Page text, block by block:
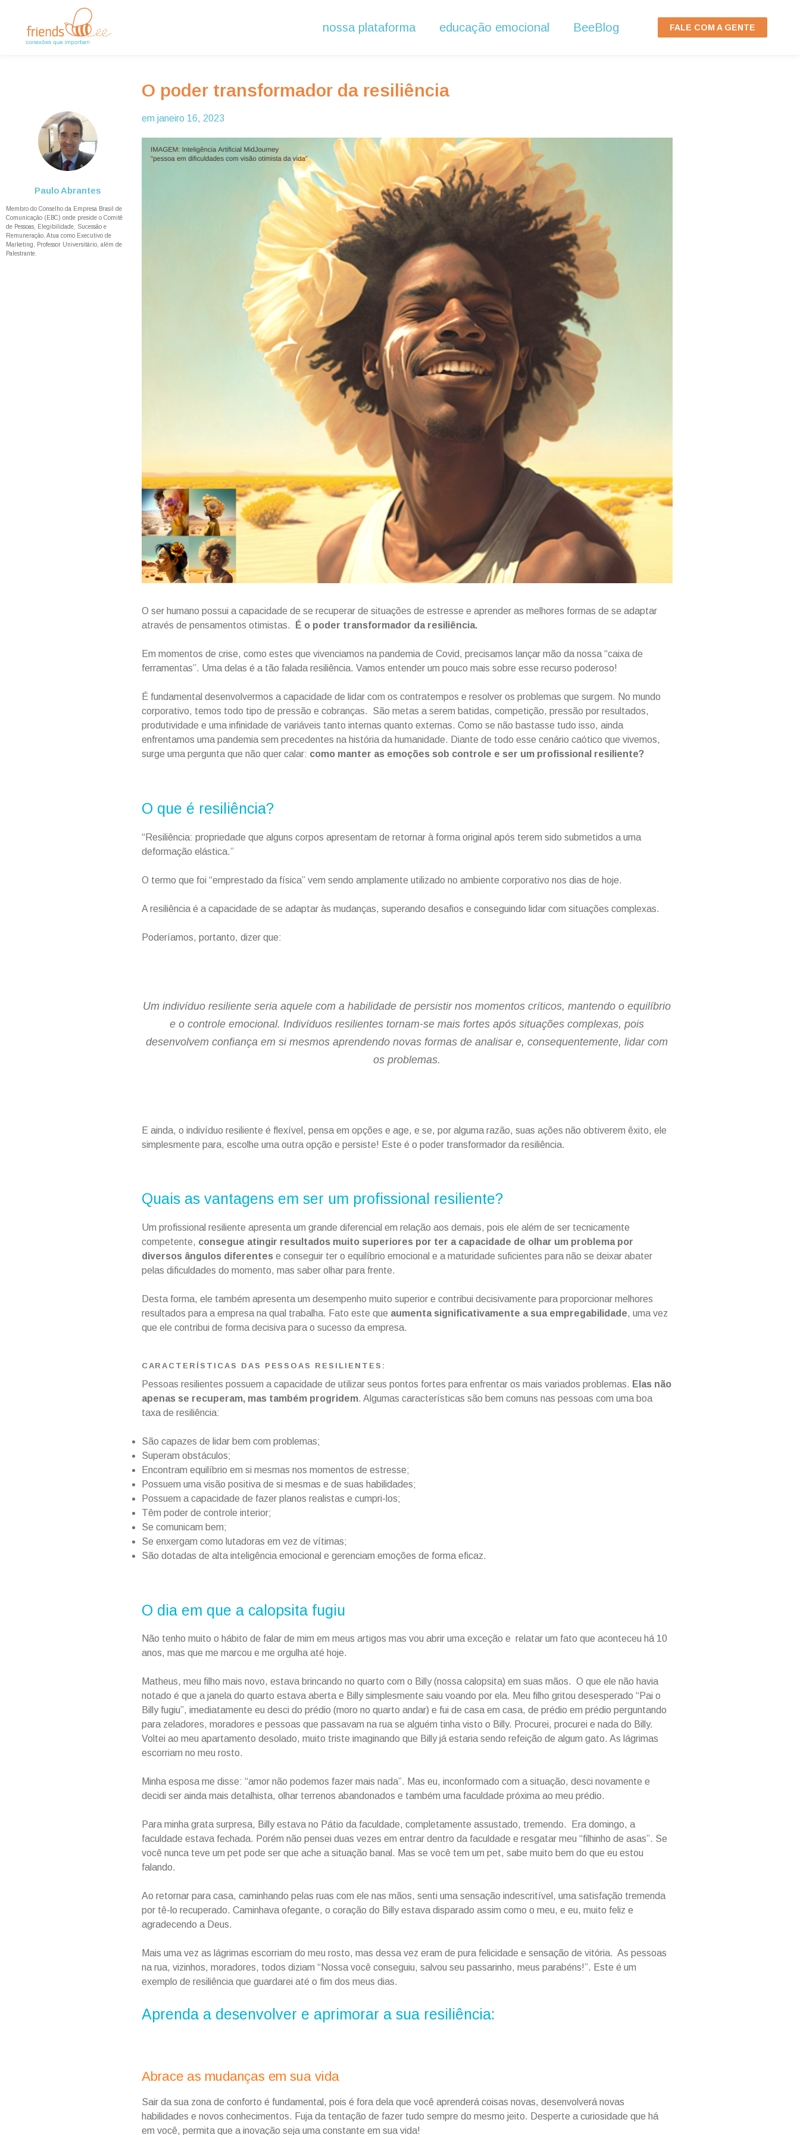
nossa plataforma educação emocional BeeBlog FALE COM A GENTE
O poder transformador da resiliência
Paulo Abrantes
Membro do Conselho da Empresa Brasil de
Comunicação (EBC) onde preside o Comitê
de Pessoas, Elegibilidade, Sucessão e
Remuneração. Atua como Executivo de
Marketing, Professor Universitário, além de
Palestrante.
em janeiro 16, 2023
O ser humano possui a capacidade de se recuperar de situações de estresse e aprender as melhores formas de se adaptar
através de pensamentos otimistas.
É o poder transformador da resiliência.
Em momentos de crise, como estes que vivenciamos na pandemia de Covid, precisamos lançar mão da nossa “caixa de
ferramentas”. Uma delas é a tão falada resiliência. Vamos entender um pouco mais sobre esse recurso poderoso!
É fundamental desenvolvermos a capacidade de lidar com os contratempos e resolver os problemas que surgem. No mundo
corporativo, temos todo tipo de pressão e cobranças. São metas a serem batidas, competição, pressão por resultados,
produtividade e uma infinidade de variáveis tanto internas quanto externas. Como se não bastasse tudo isso, ainda
enfrentamos uma pandemia sem precedentes na história da humanidade. Diante de todo esse cenário caótico que vivemos,
surge uma pergunta que não quer calar: como manter as emoções sob controle e ser um profissional resiliente?
O que é resiliência?
“Resiliência: propriedade que alguns corpos apresentam de retornar à forma original após terem sido submetidos a uma
deformação elástica.”
O termo que foi “emprestado da física” vem sendo amplamente utilizado no ambiente corporativo nos dias de hoje.
A resiliência é a capacidade de se adaptar às mudanças, superando desafios e conseguindo lidar com situações complexas.
Poderíamos, portanto, dizer que:
Um indivíduo resiliente seria aquele com a habilidade de persistir nos momentos críticos, mantendo o equilíbrio
e o controle emocional. Indivíduos resilientes tornam-se mais fortes após situações complexas, pois
desenvolvem confiança em si mesmos aprendendo novas formas de analisar e, consequentemente, lidar com
os problemas.
E ainda, o indivíduo resiliente é flexível, pensa em opções e age, e se, por alguma razão, suas ações não obtiverem êxito, ele
simplesmente para, escolhe uma outra opção e persiste! Este é o poder transformador da resiliência.
Quais as vantagens em ser um profissional resiliente?
Um profissional resiliente apresenta um grande diferencial em relação aos demais, pois ele além de ser tecnicamente
competente, consegue atingir resultados muito superiores por ter a capacidade de olhar um problema por
diversos ângulos diferentese conseguir ter o equilíbrio emocional e a maturidade suficientes para não se deixar abater
pelas dificuldades do momento, mas saber olhar para frente.
Desta forma, ele também apresenta um desempenho muito superior e contribui decisivamente para proporcionar melhores
resultados para a empresa na qual trabalha. Fato este que aumenta significativamente a sua empregabilidade, uma vez
que ele contribui de forma decisiva para o sucesso da empresa.
CARACTERÍSTICAS DAS PESSOAS RESILIENTES:
Pessoas resilientes possuem a capacidade de utilizar seus pontos fortes para enfrentar os mais variados problemas. Elas não
apenas se recuperam, mas também progridem. Algumas características são bem comuns nas pessoas com uma boa
taxa de resiliência:
São capazes de lidar bem com problemas;
Superam obstáculos;
Encontram equilíbrio em si mesmas nos momentos de estresse;
Possuem uma visão positiva de si mesmas e de suas habilidades;
Possuem a capacidade de fazer planos realistas e cumpri-los;
Têm poder de controle interior;
Se comunicam bem;
Se enxergam como lutadoras em vez de vítimas;
São dotadas de alta inteligência emocional e gerenciam emoções de forma eficaz.
O dia em que a calopsita fugiu
Não tenho muito o hábito de falar de mim em meus artigos mas vou abrir uma exceção e relatar um fato que aconteceu há 10
anos, mas que me marcou e me orgulha até hoje.
Matheus, meu filho mais novo, estava brincando no quarto com o Billy (nossa calopsita) em suas mãos. O que ele não havia
notado é que a janela do quarto estava aberta e Billy simplesmente saiu voando por ela. Meu filho gritou desesperado “Pai o
Billy fugiu”, imediatamente eu desci do prédio (moro no quarto andar) e fui de casa em casa, de prédio em prédio perguntando
para zeladores, moradores e pessoas que passavam na rua se alguém tinha visto o Billy. Procurei, procurei e nada do Billy.
Voltei ao meu apartamento desolado, muito triste imaginando que Billy já estaria sendo refeição de algum gato. As lágrimas
escorriam no meu rosto.
Minha esposa me disse: “amor não podemos fazer mais nada”. Mas eu, inconformado com a situação, desci novamente e
decidi ser ainda mais detalhista, olhar terrenos abandonados e também uma faculdade próxima ao meu prédio.
Para minha grata surpresa, Billy estava no Pátio da faculdade, completamente assustado, tremendo. Era domingo, a
faculdade estava fechada. Porém não pensei duas vezes em entrar dentro da faculdade e resgatar meu “filhinho de asas”. Se
você nunca teve um pet pode ser que ache a situação banal. Mas se você tem um pet, sabe muito bem do que eu estou
falando.
Ao retornar para casa, caminhando pelas ruas com ele nas mãos, senti uma sensação indescritível, uma satisfação tremenda
por tê-lo recuperado. Caminhava ofegante, o coração do Billy estava disparado assim como o meu, e eu, muito feliz e
agradecendo a Deus.
Mais uma vez as lágrimas escorriam do meu rosto, mas dessa vez eram de pura felicidade e sensação de vitória. As pessoas
na rua, vizinhos, moradores, todos diziam “Nossa você conseguiu, salvou seu passarinho, meus parabéns!”. Este é um
exemplo de resiliência que guardarei até o fim dos meus dias.
Aprenda a desenvolver e aprimorar a sua resiliência:
Abrace as mudanças em sua vida
Sair da sua zona de conforto é fundamental, pois é fora dela que você aprenderá coisas novas, desenvolverá novas
habilidades e novos conhecimentos. Fuja da tentação de fazer tudo sempre do mesmo jeito. Desperte a curiosidade que há
em você, permita que a inovação seja uma constante em sua vida!